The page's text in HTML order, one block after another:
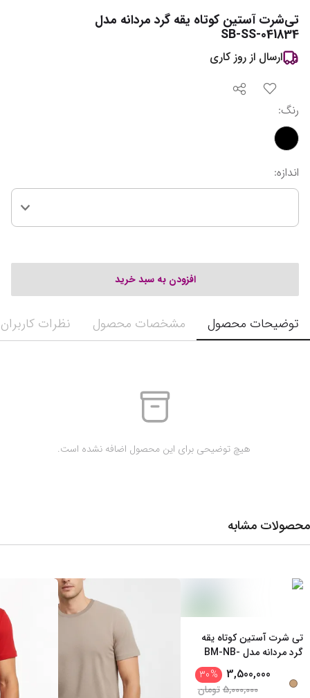
تی‌شرت آستین کوتاه یقه گرد مردانه مدل
SB-SS-041834
ارسال از روز کاری
رنگ:
اندازه:
افزودن به سبد خرید
توضیحات محصول مشخصات محصول نظرات کاربران
محصولات مشابه
تی شرت آستین کوتاه یقه
گرد مردانه مدل BM-NB-
3,500,000
%
30
5,000,000تومان